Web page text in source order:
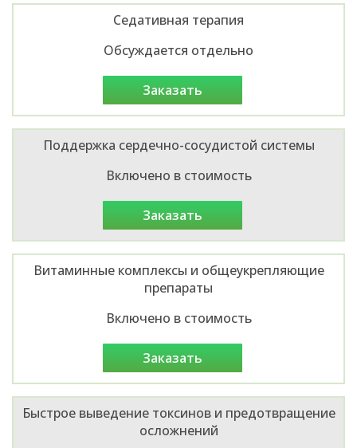
Седативная терапия
Обсуждается отдельно
заказать
Поддержка сердечно-сосудистой системы
Включено в стоимость
заказать
Витаминные комплексы и общеукрепляющие
препараты
Включено в стоимость
заказать
Быстрое выведение токсинов и предотвращение
осложнений